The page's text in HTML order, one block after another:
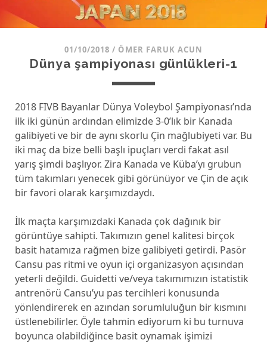
01/10/2018 / ÖMER FARUK ACUN
Dünya şampiyonası günlükleri-1
2018 FIVB Bayanlar Dünya Voleybol Şampiyonası’nda
ilk iki günün ardından elimizde 3-0’lık bir Kanada
galibiyeti ve bir de aynı skorlu Çin mağlubiyeti var. Bu
iki maç da bize belli başlı ipuçları verdi fakat asıl
yarış şimdi başlıyor. Zira Kanada ve Küba’yı grubun
tüm takımları yenecek gibi görünüyor ve Çin de açık
bir favori olarak karşımızdaydı.
İlk maçta karşımızdaki Kanada çok dağınık bir
görüntüye sahipti. Takımızın genel kalitesi birçok
basit hatamıza rağmen bize galibiyeti getirdi. Pasör
Cansu pas ritmi ve oyun içi organizasyon açısından
yeterli değildi. Guidetti ve/veya takımımızın istatistik
antrenörü Cansu’yu pas tercihleri konusunda
yönlendirerek en azından sorumluluğun bir kısmını
üstlenebilirler. Öyle tahmin ediyorum ki bu turnuva
boyunca olabildiğince basit oynamak işimizi